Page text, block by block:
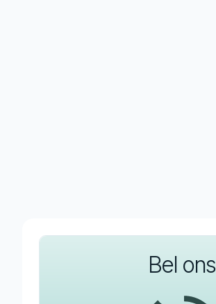
Bel ons